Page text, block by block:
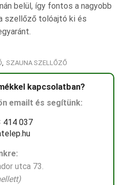
belül, így fontos a nagyobb
szellőző tolóajtó ki és
SZAUNA SZELLŐZŐ
kapcsolatban?
emailt és segítünk:
414 037
utca 73.